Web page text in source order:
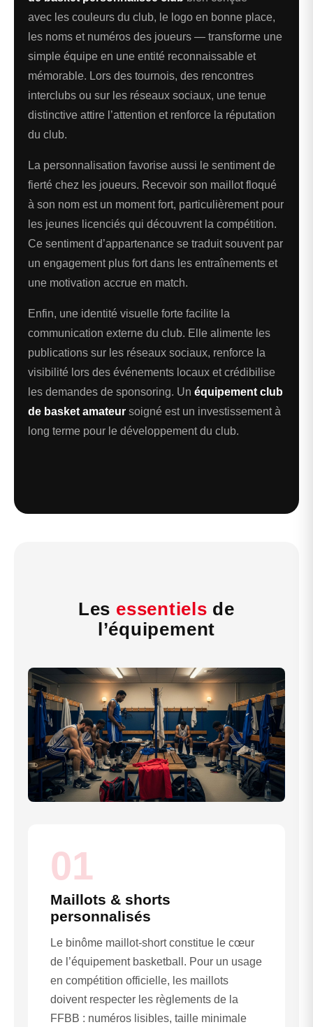
avec les couleurs du club, le logo en bonne place,
les noms et numéros des joueurs — transforme une
simple équipe en une entité reconnaissable et
mémorable. Lors des tournois, des rencontres
interclubs ou sur les réseaux sociaux, une tenue
distinctive attire l’attention et renforce la réputation
du club.
La personnalisation favorise aussi le sentiment de
fierté chez les joueurs. Recevoir son maillot floqué
à son nom est un moment fort, particulièrement pour
les jeunes licenciés qui découvrent la compétition.
Ce sentiment d’appartenance se traduit souvent par
un engagement plus fort dans les entraînements et
une motivation accrue en match.
Enfin, une identité visuelle forte facilite la
communication externe du club. Elle alimente les
publications sur les réseaux sociaux, renforce la
visibilité lors des événements locaux et crédibilise
les demandes de sponsoring. Un équipement club
de basket amateur soigné est un investissement à
long terme pour le développement du club.
Les essentiels de
l’équipement
01
Maillots & shorts
personnalisés
Le binôme maillot-short constitue le cœur
de l’équipement basketball. Pour un usage
en compétition officielle, les maillots
doivent respecter les règlements de la
FFBB : numéros lisibles, taille minimale